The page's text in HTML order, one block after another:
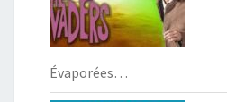
Évaporées…